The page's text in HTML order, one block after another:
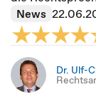
News
Dr. Ulf-